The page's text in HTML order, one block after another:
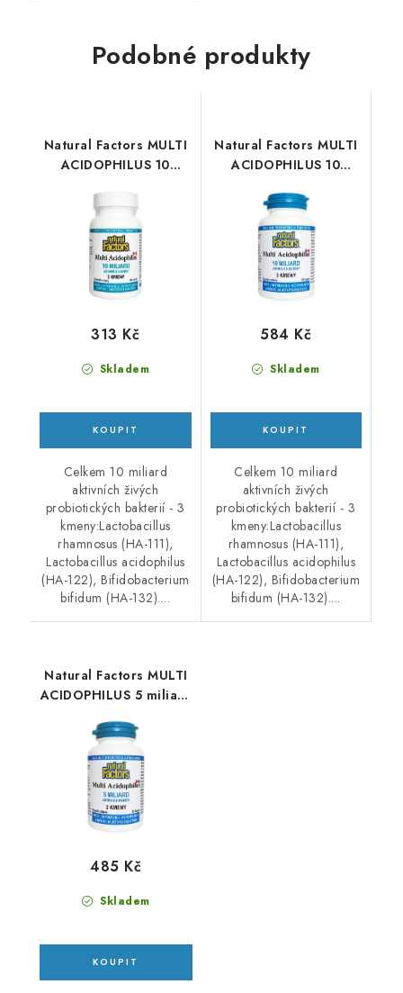
Podobné produkty
Natural Factors MULTI
ACIDOPHILUS 10
30cps
Skladem
313 Kč
Celkem 10 miliard
aktivních živých
probiotických bakterií - 3
kmeny:Lactobacillus
rhamnosus (HA-111),
Lactobacillus acidophilus
(HA-122), Bifidobacterium
bifidum (HA-132)....
Natural Factors MULTI
ACIDOPHILUS 10
90cps
Skladem
584 Kč
Celkem 10 miliard
aktivních živých
probiotických bakterií - 3
kmeny:Lactobacillus
rhamnosus (HA-111),
Lactobacillus acidophilus
(HA-122), Bifidobacterium
bifidum (HA-132)....
Natural Factors MULTI
ACIDOPHILUS 5 miliard
Skladem
485 Kč